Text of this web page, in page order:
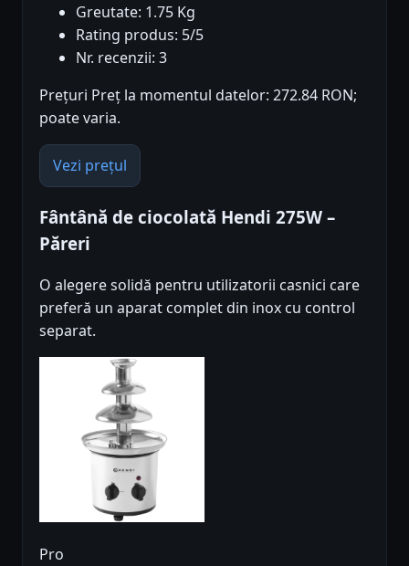
Greutate: 1.75 Kg
Rating produs: 5/5
Nr. recenzii: 3
Prețuri Preț la momentul datelor: 272.84 RON;
poate varia.
Vezi prețul
Fântână de ciocolată Hendi 275W –
Păreri
O alegere solidă pentru utilizatorii casnici care
preferă un aparat complet din inox cu control
separat.
Pro